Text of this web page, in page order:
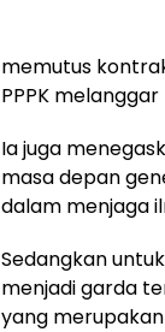
memutus
PPPK
Ia juga
masa depan
dalam menjaga
Sedangkan
menjadi garda
yang